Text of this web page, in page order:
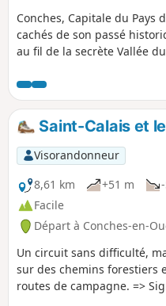
Conches, Capitale du Pays
cachés de son passé
au fil de la secrète Vallée
normande. C'est le
toute féminine et au
promeneur ce Pays si bien
Saint-Calais et
Visorandonneur
8,61 km
+51 m
Facile
Départ à Conches-en-
Un circuit sans difficulté,
sur des chemins forestiers
routes de campagne. =>